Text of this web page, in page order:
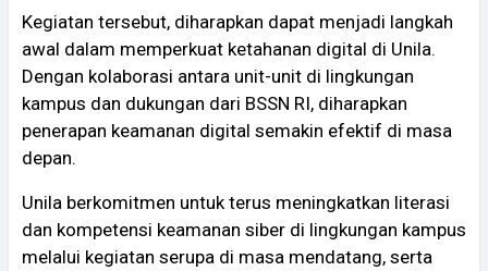
Kegiatan tersebut, diharapkan dapat menjadi langkah
awal dalam memperkuat ketahanan digital di Unila.
Dengan kolaborasi antara unit-unit di lingkungan
kampus dan dukungan dari BSSN RI, diharapkan
penerapan keamanan digital semakin efektif di masa
depan.
Unila berkomitmen untuk terus meningkatkan literasi
dan kompetensi keamanan siber di lingkungan kampus
melalui kegiatan serupa di masa mendatang, serta